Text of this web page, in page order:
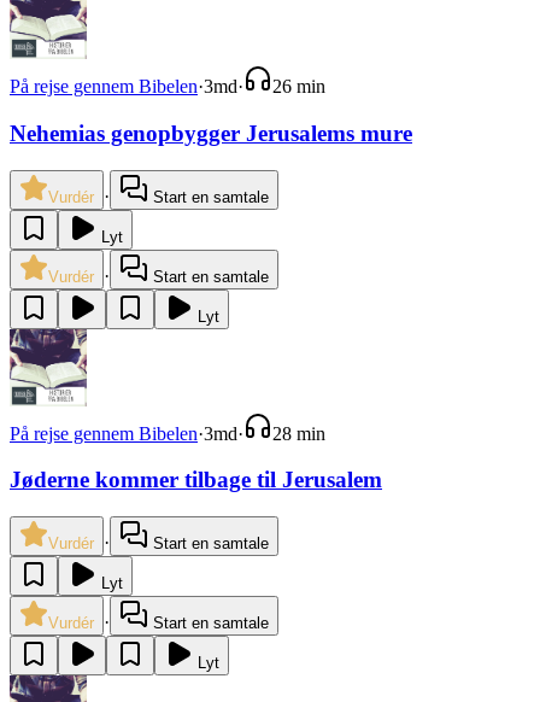
På rejse gennem Bibelen·3md· 26 min
Nehemias genopbygger Jerusalems mure
Vurdér · Start en samtale
Lyt
Vurdér · Start en samtale
Lyt
På rejse gennem Bibelen·3md· 28 min
Jøderne kommer tilbage til Jerusalem
Vurdér · Start en samtale
Lyt
Vurdér · Start en samtale
Lyt